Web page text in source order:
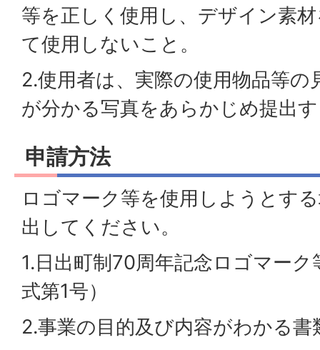
等を正しく使用し、デザイン素
て使用しないこと。
2.使用者は、実際の使用物品等の
が分かる写真をあらかじめ提出
申請方法
ロゴマーク等を使用しようとす
出してください。
1.日出町制70周年記念ロゴマー
式第1号）
2.事業の目的及び内容がわかる書